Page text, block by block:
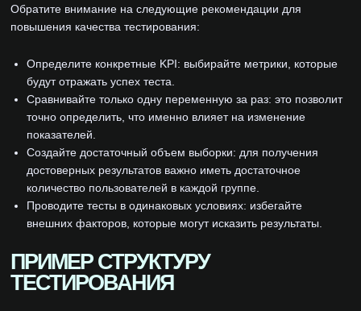
Обратите внимание на следующие рекомендации для
повышения качества тестирования:
Определите конкретные KPI: выбирайте метрики, которые
будут отражать успех теста.
Сравнивайте только одну переменную за раз: это позволит
точно определить, что именно влияет на изменение
показателей.
Создайте достаточный объем выборки: для получения
достоверных результатов важно иметь достаточное
количество пользователей в каждой группе.
Проводите тесты в одинаковых условиях: избегайте
внешних факторов, которые могут исказить результаты.
ПРИМЕР СТРУКТУРУ
ТЕСТИРОВАНИЯ